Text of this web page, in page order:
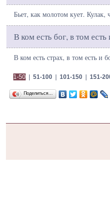
Бьет, как молотом кует. Кулак,
В ком есть бог, в том есть
В ком есть страх, в том есть и
1-50| 51-100| 101-150| 151-
Поделиться…